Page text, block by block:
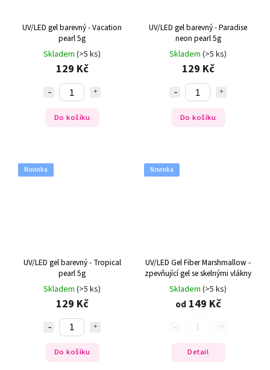
UV/LED gel barevný - Vacation
pearl 5g
Skladem (>5 ks)
129 Kč
Do košíku
UV/LED gel barevný - Paradise
neon pearl 5g
Skladem (>5 ks)
129 Kč
Do košíku
Novinka
UV/LED gel barevný - Tropical
pearl 5g
Skladem (>5 ks)
129 Kč
Do košíku
Novinka
UV/LED Gel Fiber Marshmallow -
zpevňující gel se skelnými vlákny
Skladem (>5 ks)
od 149 Kč
Detail